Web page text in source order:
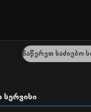
სერვისი